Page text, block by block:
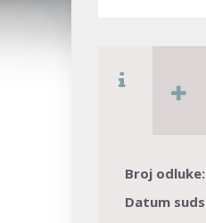
Broj odluke:
Datum